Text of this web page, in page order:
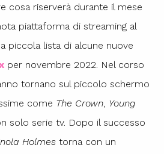
cosa riserverà durante il mese
piattaforma di streaming al
piccola lista di alcune nuove
per novembre 2022. Nel corso
tornano sul piccolo schermo
come The Crown Young
solo serie tv. Dopo il successo
Holmes torna con un